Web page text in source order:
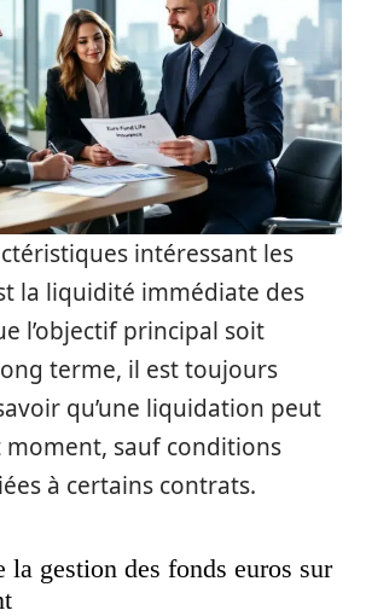
intéressant les
la liquidité immédiate des
l’objectif principal soit
terme, il est toujours
qu’une liquidation peut
moment, sauf conditions
à certains contrats.
la gestion des fonds euros sur